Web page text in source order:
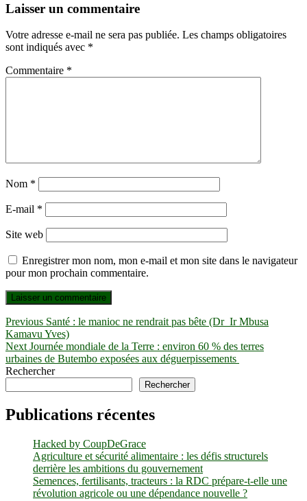
Laisser un commentaire
Votre adresse e-mail ne sera pas publiée. Les champs obligatoires
sont indiqués avec *
Commentaire *
Nom *
E-mail *
Site web
Enregistrer mon nom, mon e-mail et mon site dans le navigateur
pour mon prochain commentaire.
Navigation
de
l’article
Previous Previous
post:
Santé : le manioc ne rendrait pas bête (Dr Ir Mbusa
Kamavu Yves)
Next Next
post:
Journée mondiale de la Terre : environ 60 % des terres
urbaines de Butembo exposées aux déguerpissements
Rechercher
Rechercher
Publications récentes
Hacked by CoupDeGrace
Agriculture et sécurité alimentaire : les défis structurels
derrière les ambitions du gouvernement
Semences, fertilisants, tracteurs : la RDC prépare-t-elle une
révolution agricole ou une dépendance nouvelle ?